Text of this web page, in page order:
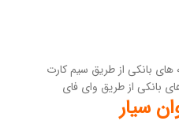
های بانکی از طریق سیم کارت
بانکی از طریق وای فای
سیار